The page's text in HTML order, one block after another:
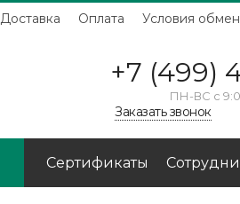
Доставка Оплата Условия
+7 (499)
ПН-ВС с
Заказать звонок
Сертификаты